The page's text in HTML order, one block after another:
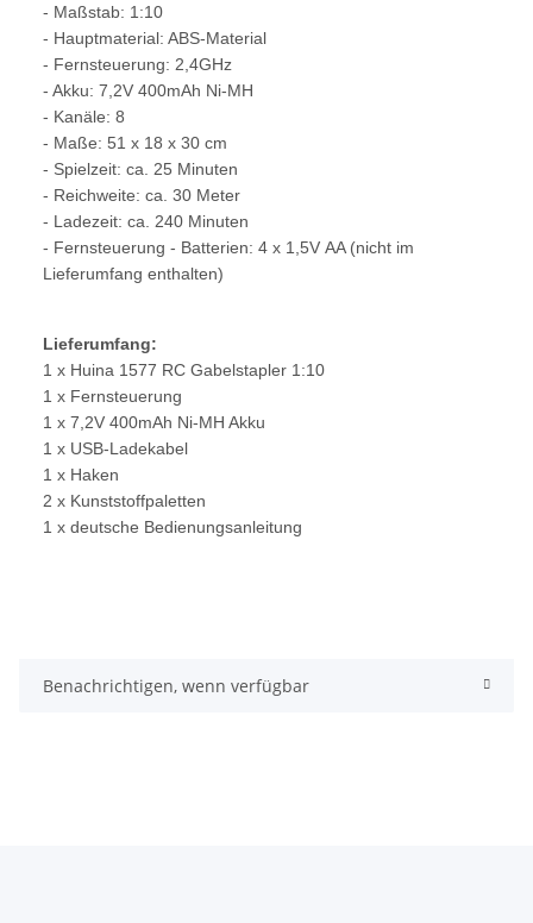
- Maßstab: 1:10
- Hauptmaterial: ABS-Material
- Fernsteuerung: 2,4GHz
- Akku: 7,2V 400mAh Ni-MH
- Kanäle: 8
- Maße: 51 x 18 x 30 cm
- Spielzeit: ca. 25 Minuten
- Reichweite: ca. 30 Meter
- Ladezeit: ca. 240 Minuten
- Fernsteuerung - Batterien: 4 x 1,5V AA (nicht im
Lieferumfang enthalten)
Lieferumfang:
1 x Huina 1577 RC Gabelstapler 1:10
1 x Fernsteuerung
1 x 7,2V 400mAh Ni-MH Akku
1 x USB-Ladekabel
1 x Haken
2 x Kunststoffpaletten
1 x deutsche Bedienungsanleitung
Benachrichtigen, wenn verfügbar